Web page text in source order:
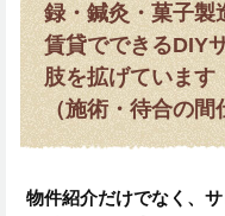
録・鍼灸・菓子製
賃貸でできるDIY
肢を拡げています
（施術・待合の間
物件紹介だけでなく、